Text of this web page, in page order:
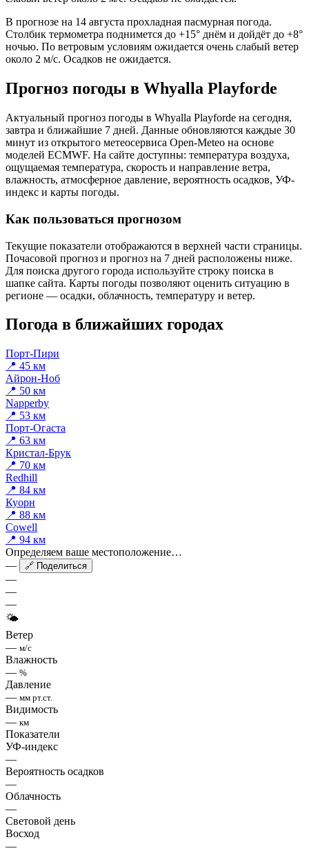
В прогнозе на 14 августа прохладная пасмурная погода.
Столбик термометра поднимется до +15° днём и дойдёт до +8°
ночью. По ветровым условиям ожидается очень слабый ветер
около 2 м/с. Осадков не ожидается.
Прогноз погоды в Whyalla Playfordе
Актуальный прогноз погоды в Whyalla Playfordе на сегодня,
завтра и ближайшие 7 дней. Данные обновляются каждые 30
минут из открытого метеосервиса Open-Meteo на основе
моделей ECMWF. На сайте доступны: температура воздуха,
ощущаемая температура, скорость и направление ветра,
влажность, атмосферное давление, вероятность осадков, УФ-
индекс и карты погоды.
Как пользоваться прогнозом
Текущие показатели отображаются в верхней части страницы.
Почасовой прогноз и прогноз на 7 дней расположены ниже.
Для поиска другого города используйте строку поиска в
шапке сайта. Карты погоды позволяют оценить ситуацию в
регионе — осадки, облачность, температуру и ветер.
Погода в ближайших городах
Порт-Пири
📍 45 км
Айрон-Ноб
📍 50 км
Napperby
📍 53 км
Порт-Огаста
📍 63 км
Кристал-Брук
📍 70 км
Redhill
📍 84 км
Куорн
📍 88 км
Cowell
📍 94 км
Определяем ваше местоположение…
—
🔗 Поделиться
—
—
—
🌤
Ветер
— м/с
Влажность
— %
Давление
— мм рт.ст.
Видимость
— км
Показатели
УФ-индекс
—
Вероятность осадков
—
Облачность
—
Световой день
Восход
—